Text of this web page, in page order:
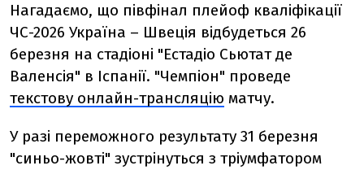
Нагадаємо, що півфінал плейоф кваліфікації
ЧС-2026 Україна – Швеція відбудеться 26
березня на стадіоні "Естадіо Сьютат де
Валенсія" в Іспанії. "Чемпіон" проведе
текстову онлайн-трансляцію матчу.
У разі переможного результату 31 березня
"синьо-жовті" зустрінуться з тріумфатором